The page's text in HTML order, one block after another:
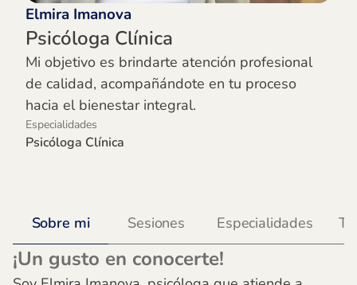
Elmira Imanova
Psicóloga Clínica
Mi objetivo es brindarte atención profesional
de calidad, acompañándote en tu proceso
hacia el bienestar integral.
Especialidades
Psicóloga Clínica
Sobre mi Sesiones Especialidades
¡Un gusto en conocerte!